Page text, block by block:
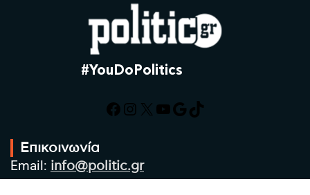
#YouDoPolitics
Facebook
Instagram
X YouTube
Google
TikTok
Επικοινωνία
Email: info@politic.gr
Τηλ: